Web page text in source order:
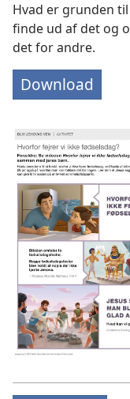
Hvad er grunden
finde ud af det og
det for andre.
Download